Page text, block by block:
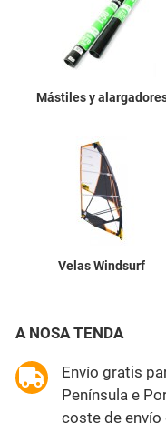
Mástiles y
Velas Windsurf
A NOSA TENDA
Envío gratis
Península e
coste de envío